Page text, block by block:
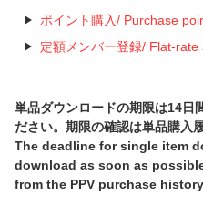
ポイント購入/ Purchase
定額メンバー登録/ Flat-
単品ダウンロードの期限は14日
ださい。期限の確認は単品購入
The deadline for single item
download as soon as
from the PPV purchase